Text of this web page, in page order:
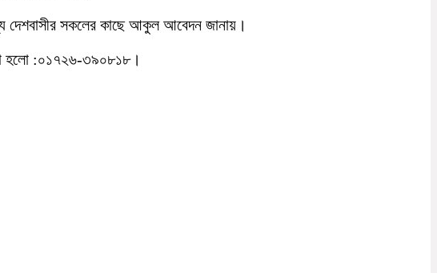
দেশবাসীর সকলের কাছে আকুল আবেদন জানায়।
হলো :০১৭২৬-৩৯০৮১৮।